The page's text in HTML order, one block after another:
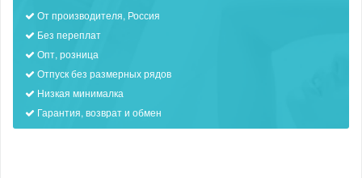
От производителя, Россия
Без переплат
Опт, розница
Отпуск без размерных рядов
Низкая минималка
Гарантия, возврат и обмен